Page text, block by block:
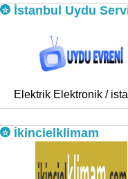
İstanbul Uydu
Elektrik Elektronik /
İkincielklimam